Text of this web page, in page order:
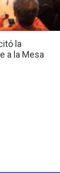
la
a la Mesa